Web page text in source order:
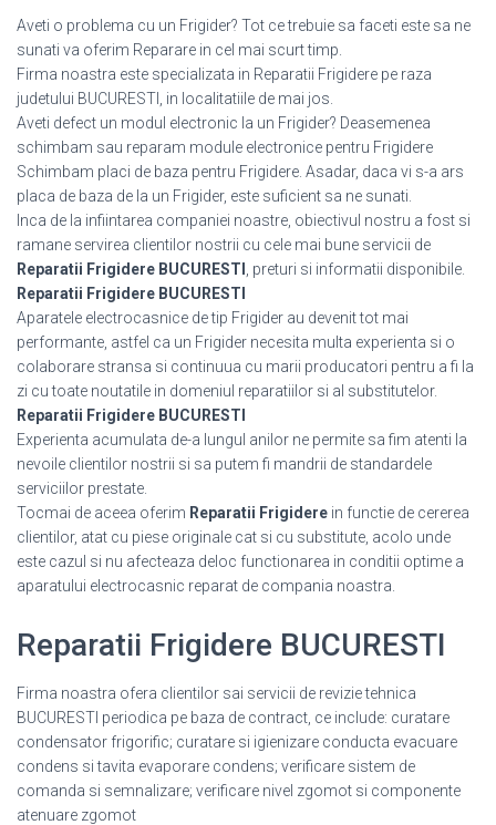
Aveti o problema cu un Frigider? Tot ce trebuie sa faceti este sa ne
sunati va oferim Reparare in cel mai scurt timp.
Firma noastra este specializata in Reparatii Frigidere pe raza
judetului BUCURESTI, in localitatiile de mai jos.
Aveti defect un modul electronic la un Frigider? Deasemenea
schimbam sau reparam module electronice pentru Frigidere
Schimbam placi de baza pentru Frigidere. Asadar, daca vi s-a ars
placa de baza de la un Frigider, este suficient sa ne sunati.
Inca de la infiintarea companiei noastre, obiectivul nostru a fost si
ramane servirea clientilor nostrii cu cele mai bune servicii de
Reparatii Frigidere BUCURESTI
, preturi si informatii disponibile.
Reparatii Frigidere BUCURESTI
Aparatele electrocasnice de tip Frigider au devenit tot mai
performante, astfel ca un Frigider necesita multa experienta si o
colaborare stransa si continuua cu marii producatori pentru a fi la
zi cu toate noutatile in domeniul reparatiilor si al substitutelor.
Reparatii Frigidere BUCURESTI
Experienta acumulata de-a lungul anilor ne permite sa fim atenti la
nevoile clientilor nostrii si sa putem fi mandrii de standardele
serviciilor prestate.
Tocmai de aceea oferim Reparatii Frigidere in functie de cererea
clientilor, atat cu piese originale cat si cu substitute, acolo unde
este cazul si nu afecteaza deloc functionarea in conditii optime a
aparatului electrocasnic reparat de compania noastra.
Reparatii Frigidere BUCURESTI
Firma noastra ofera clientilor sai servicii de revizie tehnica
BUCURESTI periodica pe baza de contract, ce include: curatare
condensator frigorific; curatare si igienizare conducta evacuare
condens si tavita evaporare condens; verificare sistem de
comanda si semnalizare; verificare nivel zgomot si componente
atenuare zgomot